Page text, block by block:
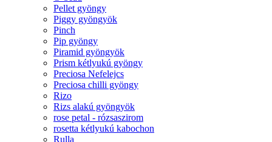
Pellet gyöngy
Piggy gyöngyök
Pinch
Pip gyöngy
Piramid gyöngyök
Prism kétlyukú gyöngy
Preciosa Nefelejcs
Preciosa chilli gyöngy
Rizo
Rizs alakú gyöngyök
rose petal - rózsaszirom
rosetta kétlyukú kabochon
Rulla